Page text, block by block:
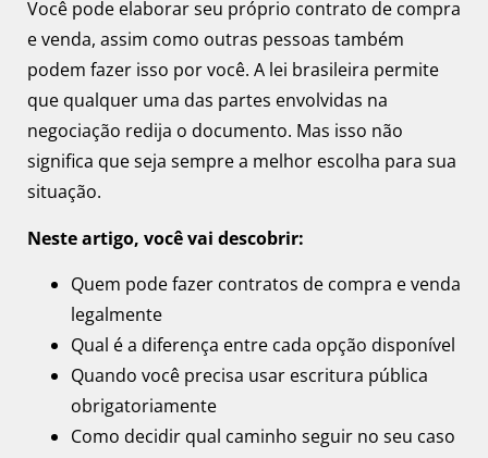
Você pode elaborar seu próprio contrato de compra
e venda, assim como outras pessoas também
podem fazer isso por você. A lei brasileira permite
que qualquer uma das partes envolvidas na
negociação redija o documento. Mas isso não
significa que seja sempre a melhor escolha para sua
situação.
Neste artigo, você vai descobrir:
Quem pode fazer contratos de compra e venda
legalmente
Qual é a diferença entre cada opção disponível
Quando você precisa usar escritura pública
obrigatoriamente
Como decidir qual caminho seguir no seu caso